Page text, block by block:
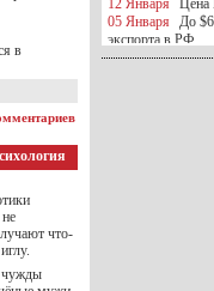
в
что-
чужды
12 Января
Цена
05 Января
До
экспорта в РФ
05 Января
Киев